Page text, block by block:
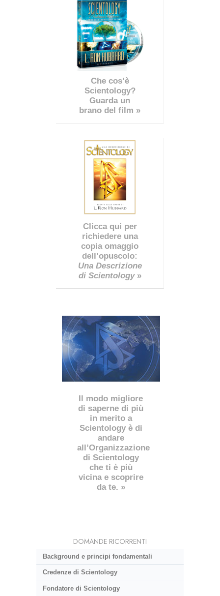
Che cos’è
Scientology?
Guarda un
brano del film »
Clicca qui per
richiedere una
copia omaggio
dell’opuscolo:
Una Descrizione
di Scientology»
Il modo migliore
di saperne di più
in merito a
Scientology è di
andare
all’Organizzazione
di Scientology
che ti è più
vicina e scoprire
da te. »
DOMANDE RICORRENTI
Background e principi fondamentali
Credenze di Scientology
Fondatore di Scientology